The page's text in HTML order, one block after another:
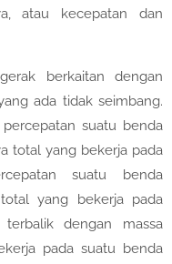
atau kecepatan dan
berkaitan dengan
ada tidak seimbang.
suatu benda
total yang bekerja pada
suatu benda
yang bekerja pada
dengan massa
pada suatu benda